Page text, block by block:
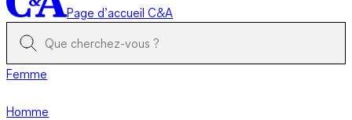
Page d’accueil C&A
Femme
Homme